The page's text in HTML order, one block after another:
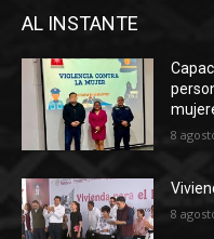
AL INSTANTE
8
8